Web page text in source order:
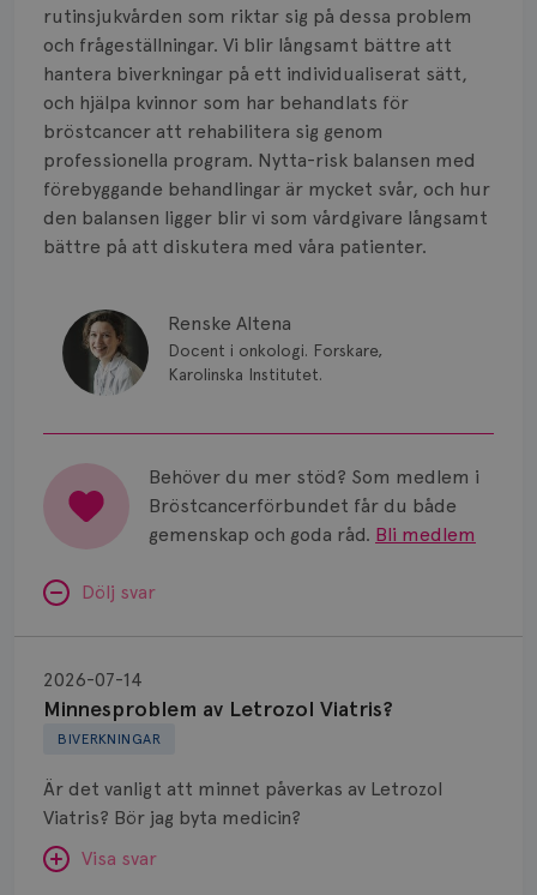
rutinsjukvården som riktar sig på dessa problem
och frågeställningar. Vi blir långsamt bättre att
hantera biverkningar på ett individualiserat sätt,
och hjälpa kvinnor som har behandlats för
bröstcancer att rehabilitera sig genom
professionella program. Nytta-risk balansen med
förebyggande behandlingar är mycket svår, och hur
den balansen ligger blir vi som vårdgivare långsamt
bättre på att diskutera med våra patienter.
Renske Altena
Docent i onkologi. Forskare,
Karolinska Institutet.
Behöver du mer stöd? Som medlem i
Bröstcancerförbundet får du både
gemenskap och goda råd. Bli medlem
Dölj svar
BIVERKNINGAR
Minnesproblem av Letrozol Viatris?
2026-07-14
Är det vanligt att minnet påverkas av Letrozol
Viatris? Bör jag byta medicin?
Visa svar
Letrozol
Viatris?